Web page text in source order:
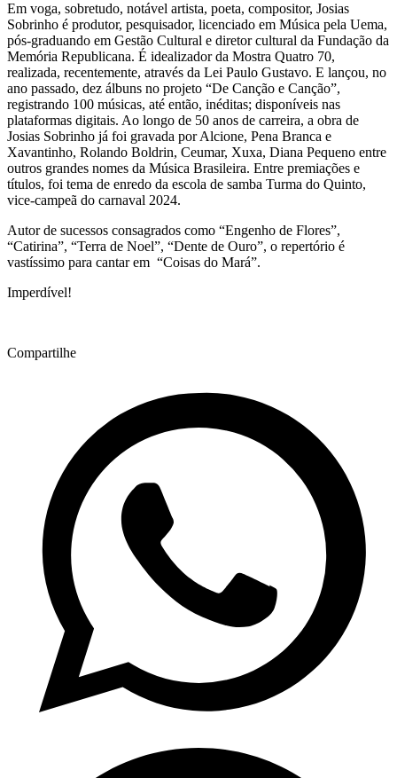
Em voga, sobretudo, notável artista, poeta, compositor, Josias
Sobrinho é produtor, pesquisador, licenciado em Música pela Uema,
pós-graduando em Gestão Cultural e diretor cultural da Fundação da
Memória Republicana. É idealizador da Mostra Quatro 70,
realizada, recentemente, através da Lei Paulo Gustavo. E lançou, no
ano passado, dez álbuns no projeto “De Canção e Canção”,
registrando 100 músicas, até então, inéditas; disponíveis nas
plataformas digitais. Ao longo de 50 anos de carreira, a obra de
Josias Sobrinho já foi gravada por Alcione, Pena Branca e
Xavantinho, Rolando Boldrin, Ceumar, Xuxa, Diana Pequeno entre
outros grandes nomes da Música Brasileira. Entre premiações e
títulos, foi tema de enredo da escola de samba Turma do Quinto,
vice-campeã do carnaval 2024.
Autor de sucessos consagrados como “Engenho de Flores”,
“Catirina”, “Terra de Noel”, “Dente de Ouro”, o repertório é
vastíssimo para cantar em “Coisas do Mará”.
Imperdível!
Compartilhe